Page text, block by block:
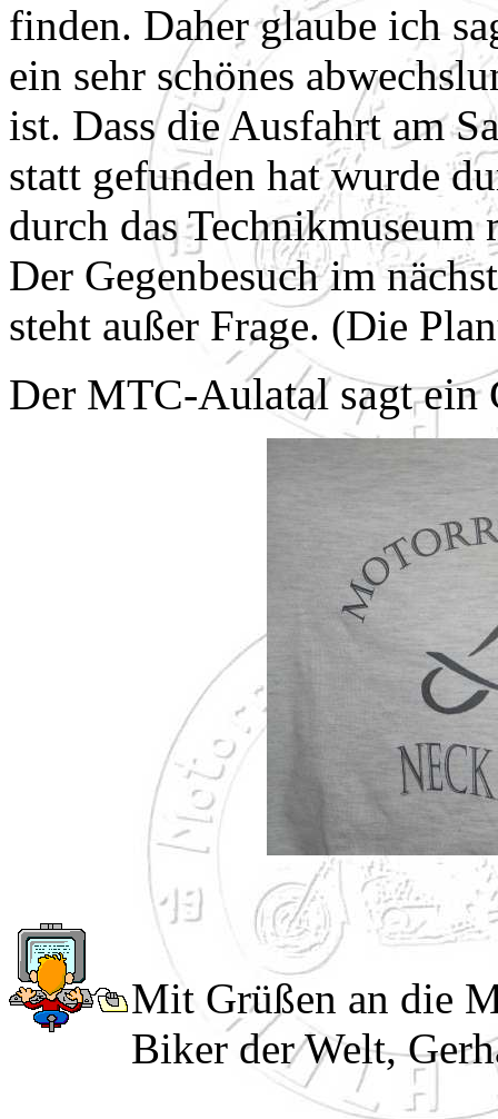
finden. Daher glaube ich
ein sehr schönes
ist. Dass die Ausfahrt am
statt gefunden hat wurde
durch das Technikmuseum
Der Gegenbesuch im
steht außer Frage. (Die
Der MTC-Aulatal sagt ein
Mit Grüßen an die
Biker der Welt,